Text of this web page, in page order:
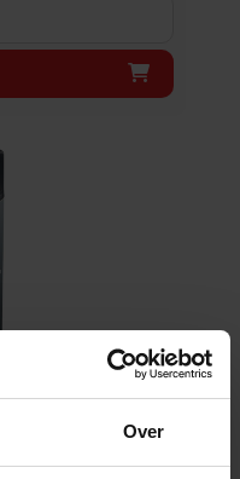
Over